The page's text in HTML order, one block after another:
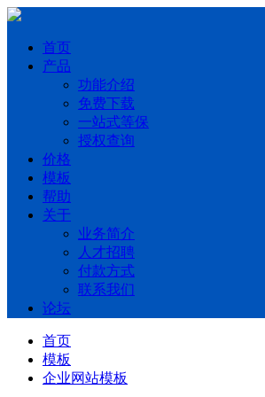
首页
产品
功能介绍
免费下载
一站式等保
授权查询
价格
模板
帮助
关于
业务简介
人才招聘
付款方式
联系我们
论坛
首页
模板
企业网站模板